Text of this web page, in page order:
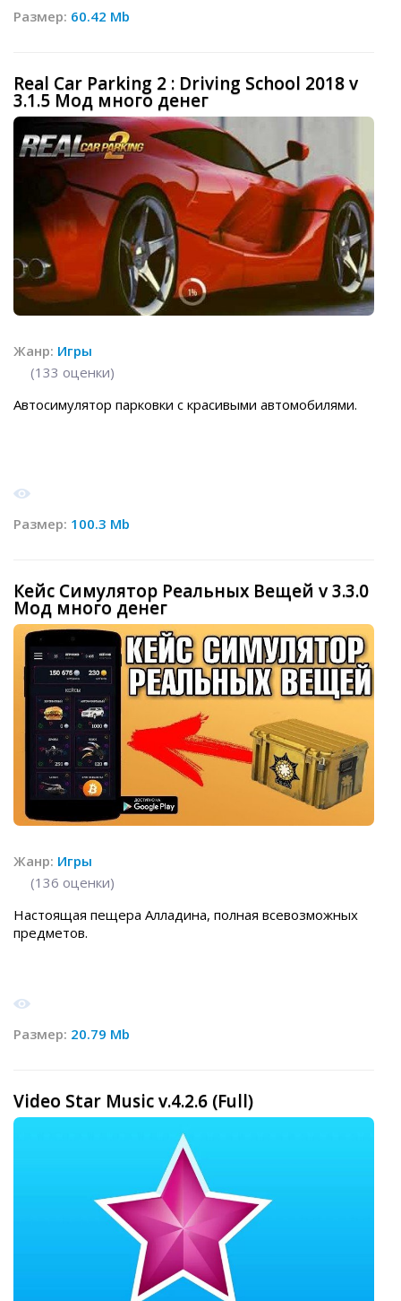
Размер: 60.42 Mb
Real Car Parking 2 : Driving School 2018 v
3.1.5 Мод много денег
Жанр: Игры
(133 оценки)
Автосимулятор парковки с красивыми автомобилями.
Размер: 100.3 Mb
Кейс Симулятор Реальных Вещей v 3.3.0
Мод много денег
Жанр: Игры
(136 оценки)
Настоящая пещера Алладина, полная всевозможных
предметов.
Размер: 20.79 Mb
Video Star Music v.4.2.6 (Full)